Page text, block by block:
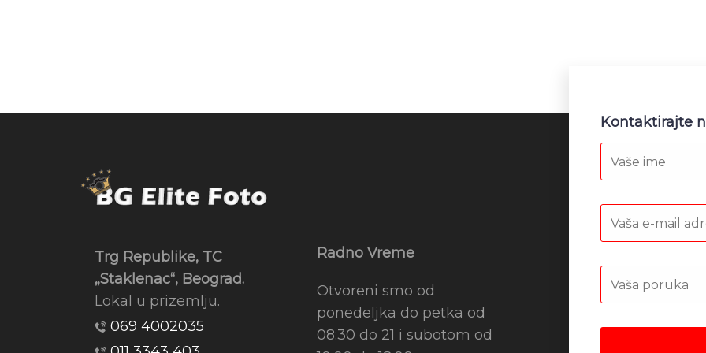
Trg Republike, TC
„Staklenac“, Beograd.
Lokal u prizemlju.
069 4002035
Radno Vreme
Otvoreni smo od
ponedeljka do petka od
08:30 do 21 i subotom od
Kontaktirajte